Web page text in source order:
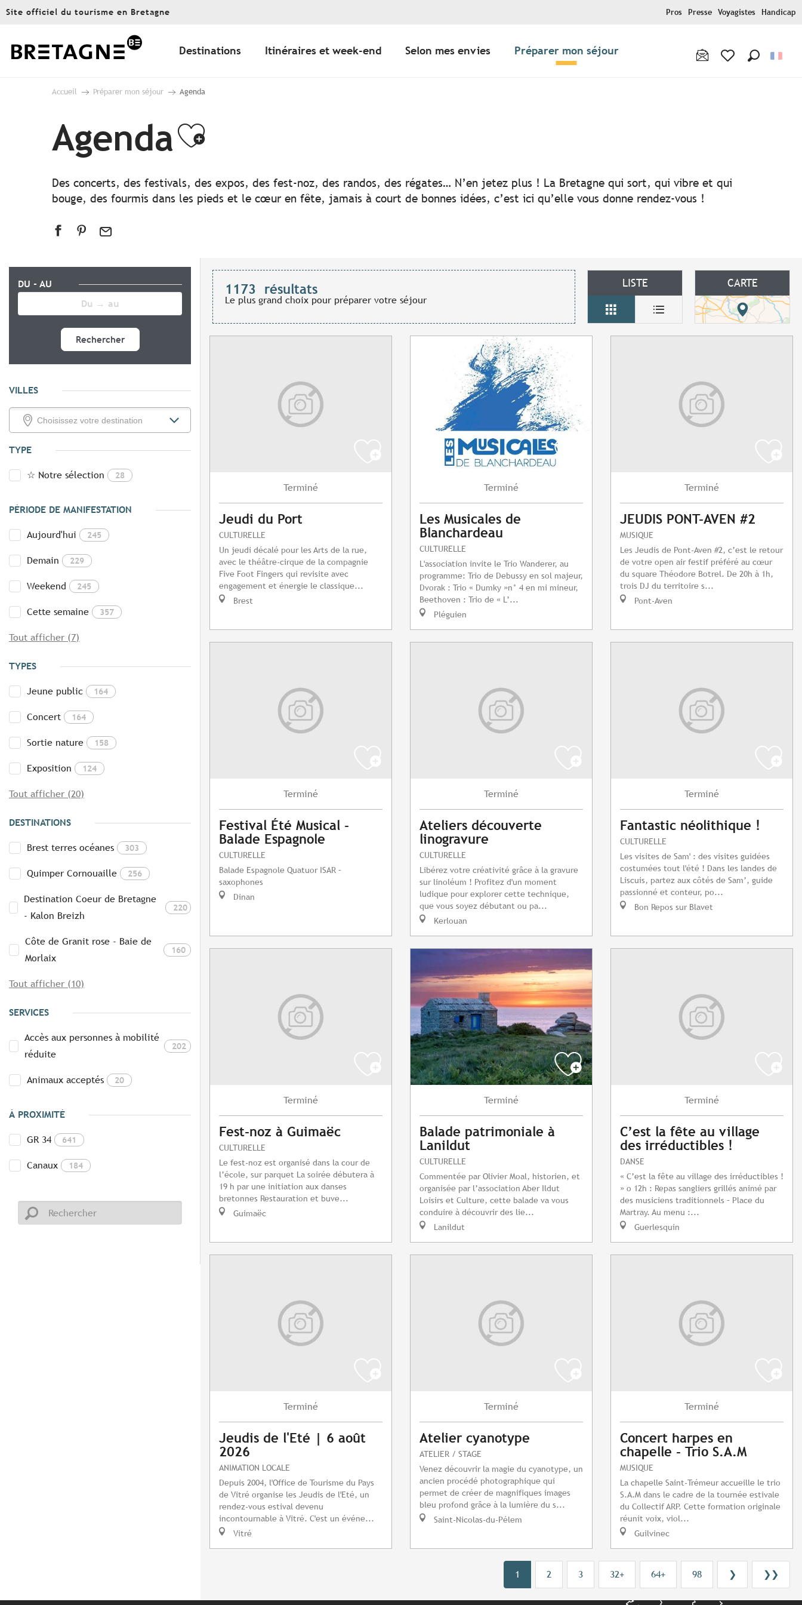
Aller
principal
Site officiel du tourisme en Bretagne Pros Presse Voyagistes Handicap
Destinations Itinéraires et week-end Selon mes envies Préparer mon séjour
Accueil Préparer mon séjour Agenda
AgendaAjouter aux favoris
Des concerts, des festivals, des expos, des fest-noz, des randos, des régates… N’en jetez plus ! La Bretagne qui sort, qui vibre et qui
bouge, des fourmis dans les pieds et le cœur en fête, jamais à court de bonnes idées, c’est ici qu’elle vous donne rendez-vous !
DU - AU
Rechercher
VILLES
TYPE
☆ Notre sélection 28
PÉRIODE DE MANIFESTATION
Aujourd'hui 245
Demain 229
Weekend 245
Cette semaine 357
Tout afficher (7)
TYPES
Jeune public 164
Concert 164
Sortie nature 158
Exposition 124
Tout afficher (20)
DESTINATIONS
Brest terres océanes 303
Quimper Cornouaille 256
Destination Coeur de Bretagne
- Kalon Breizh
220
Côte de Granit rose - Baie de
Morlaix
160
Tout afficher (10)
SERVICES
Accès aux personnes à mobilité
réduite
202
Animaux acceptés 20
À PROXIMITÉ
GR 34 641
Canaux 184
1173 résultats
Le plus grand choix pour préparer votre séjour
LISTE CARTE
Terminé
Jeudi du Port
CULTURELLE
Un jeudi décalé pour les Arts de la rue,
avec le théâtre-cirque de la compagnie
Five Foot Fingers qui revisite avec
engagement et énergie le classique...
Brest
Terminé
Les Musicales de
Blanchardeau
CULTURELLE
L'association invite le Trio Wanderer, au
programme: Trio de Debussy en sol majeur,
Dvorak : Trio « Dumky »n° 4 en mi mineur,
Beethoven : Trio de « L’...
Pléguien
Terminé
JEUDIS PONT-AVEN #2
MUSIQUE
Les Jeudis de Pont-Aven #2, c’est le retour
de votre open air festif préféré au cœur
du square Théodore Botrel. De 20h à 1h,
trois DJ du territoire s...
Pont-Aven
Terminé
Festival Été Musical -
Balade Espagnole
CULTURELLE
Balade Espagnole Quatuor ISAR –
saxophones
Dinan
Terminé
Ateliers découverte
linogravure
CULTURELLE
Libérez votre créativité grâce à la gravure
sur linoléum ! Profitez d'un moment
ludique pour explorer cette technique,
que vous soyez débutant ou pa...
Kerlouan
Terminé
Fantastic néolithique !
CULTURELLE
Les visites de Sam' : des visites guidées
costumées tout l'été ! Dans les landes de
Liscuis, partez aux côtés de Sam’, guide
passionné et conteur, po...
Bon Repos sur Blavet
Terminé
Fest-noz à Guimaëc
CULTURELLE
Le fest-noz est organisé dans la cour de
l’école, sur parquet La soirée débutera à
19 h par une initiation aux danses
bretonnes Restauration et buve...
Guimaëc
Terminé
Balade patrimoniale à
Lanildut
CULTURELLE
Commentée par Olivier Moal, historien, et
organisée par l’association Aber Ildut
Loisirs et Culture, cette balade va vous
conduire à découvrir des lie...
Lanildut
Terminé
C’est la fête au village
des irréductibles !
DANSE
« C’est la fête au village des irréductibles !
» o 12h : Repas sangliers grillés animé par
des musiciens traditionnels – Place du
Martray. Au menu :...
Guerlesquin
Terminé
Jeudis de l'Eté | 6 août
2026
ANIMATION LOCALE
Depuis 2004, l'Office de Tourisme du Pays
de Vitré organise les Jeudis de l'Eté, un
rendez-vous estival devenu
incontournable à Vitré. C'est un événe...
Vitré
Terminé
Atelier cyanotype
ATELIER / STAGE
Venez découvrir la magie du cyanotype, un
ancien procédé photographique qui
permet de créer de magnifiques images
bleu profond grâce à la lumière du s...
Saint-Nicolas-du-Pélem
Terminé
Concert harpes en
chapelle - Trio S.A.M
MUSIQUE
La chapelle Saint-Trémeur accueille le trio
S.A.M dans le cadre de la tournée estivale
du Collectif ARP. Cette formation originale
réunit voix, viol...
Guilvinec
1 2 3 32+ 64+ 98 ❯ ❯❯